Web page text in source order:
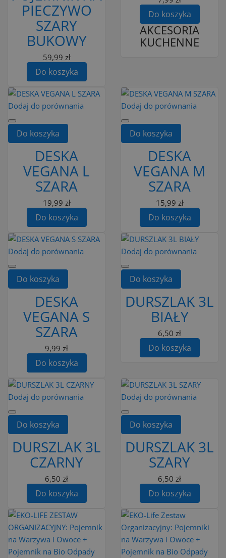
PIECZYWO
SZARY
BUKOWY
59,99 zł
Do koszyka
Do koszyka
AKCESORIA
KUCHENNE
Dodaj do porównania
Do koszyka
DESKA
VEGANA L
SZARA
19,99 zł
Do koszyka
Dodaj do porównania
Do koszyka
DESKA
VEGANA M
SZARA
15,99 zł
Do koszyka
Dodaj do porównania
Do koszyka
DESKA
VEGANA S
SZARA
9,99 zł
Do koszyka
Dodaj do porównania
Do koszyka
DURSZLAK 3L
BIAŁY
6,50 zł
Do koszyka
Dodaj do porównania
Do koszyka
DURSZLAK 3L
CZARNY
6,50 zł
Do koszyka
Dodaj do porównania
Do koszyka
DURSZLAK 3L
SZARY
6,50 zł
Do koszyka